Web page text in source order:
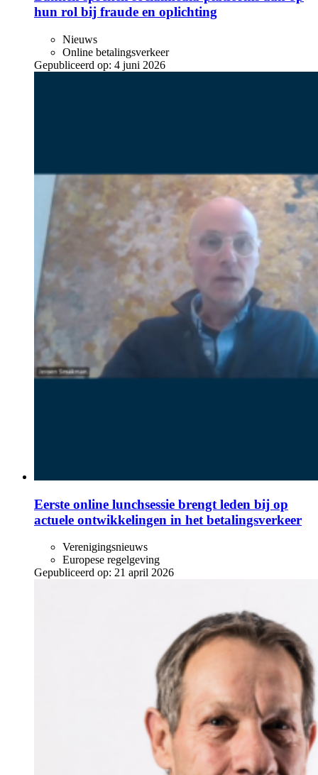
hun rol bij fraude en oplichting
Nieuws
Online betalingsverkeer
Gepubliceerd op: 4 juni 2026
Eerste online lunchsessie brengt leden bij op
actuele ontwikkelingen in het betalingsverkeer
Verenigingsnieuws
Europese regelgeving
Gepubliceerd op: 21 april 2026